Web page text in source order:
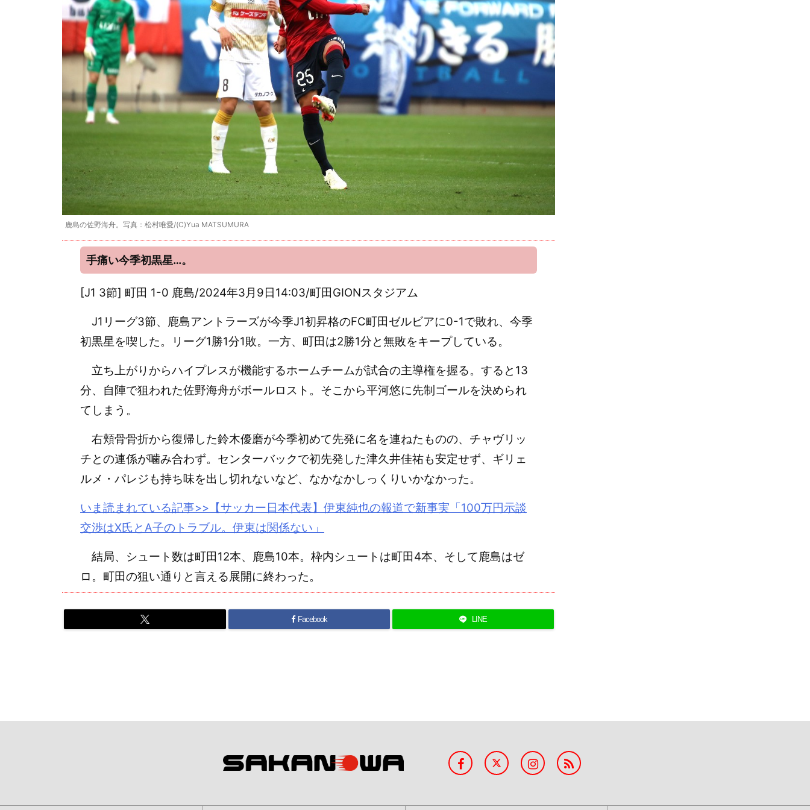
鹿島の佐野海舟。写真：松村唯愛/(C)Yua MATSUMURA
手痛い今季初黒星…。
[J1 3節] 町田 1-0 鹿島/2024年3月9日14:03/町田GIONスタジアム
J1リーグ3節、鹿島アントラーズが今季J1初昇格のFC町田ゼルビアに0-1で敗れ、今季
初黒星を喫した。リーグ1勝1分1敗。一方、町田は2勝1分と無敗をキープしている。
立ち上がりからハイプレスが機能するホームチームが試合の主導権を握る。すると13
分、自陣で狙われた佐野海舟がボールロスト。そこから平河悠に先制ゴールを決められ
てしまう。
右頬骨骨折から復帰した鈴木優磨が今季初めて先発に名を連ねたものの、チャヴリッ
チとの連係が噛み合わず。センターバックで初先発した津久井佳祐も安定せず、ギリェ
ルメ・パレジも持ち味を出し切れないなど、なかなかしっくりいかなかった。
いま読まれている記事>>【サッカー日本代表】 伊東純也の報道で新事実「100万円示談
交渉はX氏とA子のトラブル。 伊東は関係ない」
結局、シュート数は町田12本、鹿島10本。枠内シュートは町田4本、そして鹿島はゼ
ロ。町田の狙い通りと言える展開に終わった。
Facebook LINE